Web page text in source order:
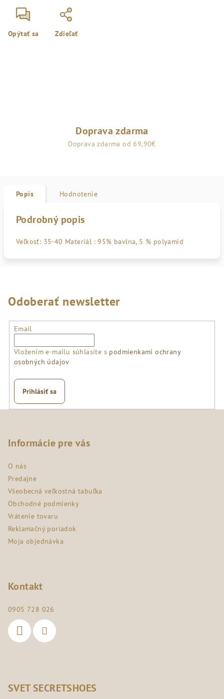
Opýtať sa Zdieľať
Doprava zdarma
Doprava zdarma od 69,90€
Popis Hodnotenie
Podrobný popis
Veľkosť: 35-40 Materiál : 95% bavlna, 5 % polyamid
Odoberať newsletter
Email
Vložením e-mailu súhlasíte s podmienkami ochrany
osobných údajov
Prihlásiť sa
Informácie pre vás
O nás
Predajne
Všeobecná veľkostná tabuľka
Obchodné podmienky
Vrátenie tovaru
Reklamačný poriadok
Moja objednávka
Kontakt
0905 728 026
SVET SECRETSHOES